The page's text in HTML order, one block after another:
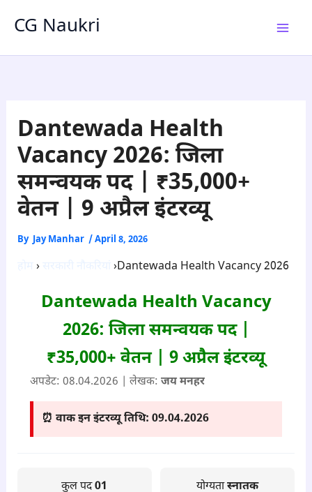
CG Naukri
Dantewada Health
Vacancy 2026: जिला
समन्वयक पद | ₹35,000+
वेतन | 9 अप्रैल इंटरव्यू
By Jay Manhar /April 8, 2026
› ›Dantewada Health Vacancy 2026
Dantewada Health Vacancy
2026: जिला समन्वयक पद |
₹35,000+ वेतन | 9 अप्रैल इंटरव्यू
अपडेट: 08.04.2026 | लेखक: जय मनहर
⏰ वाक इन इंटरव्यू तिथि: 09.04.2026
कुल पद01 योग्यतास्नातक